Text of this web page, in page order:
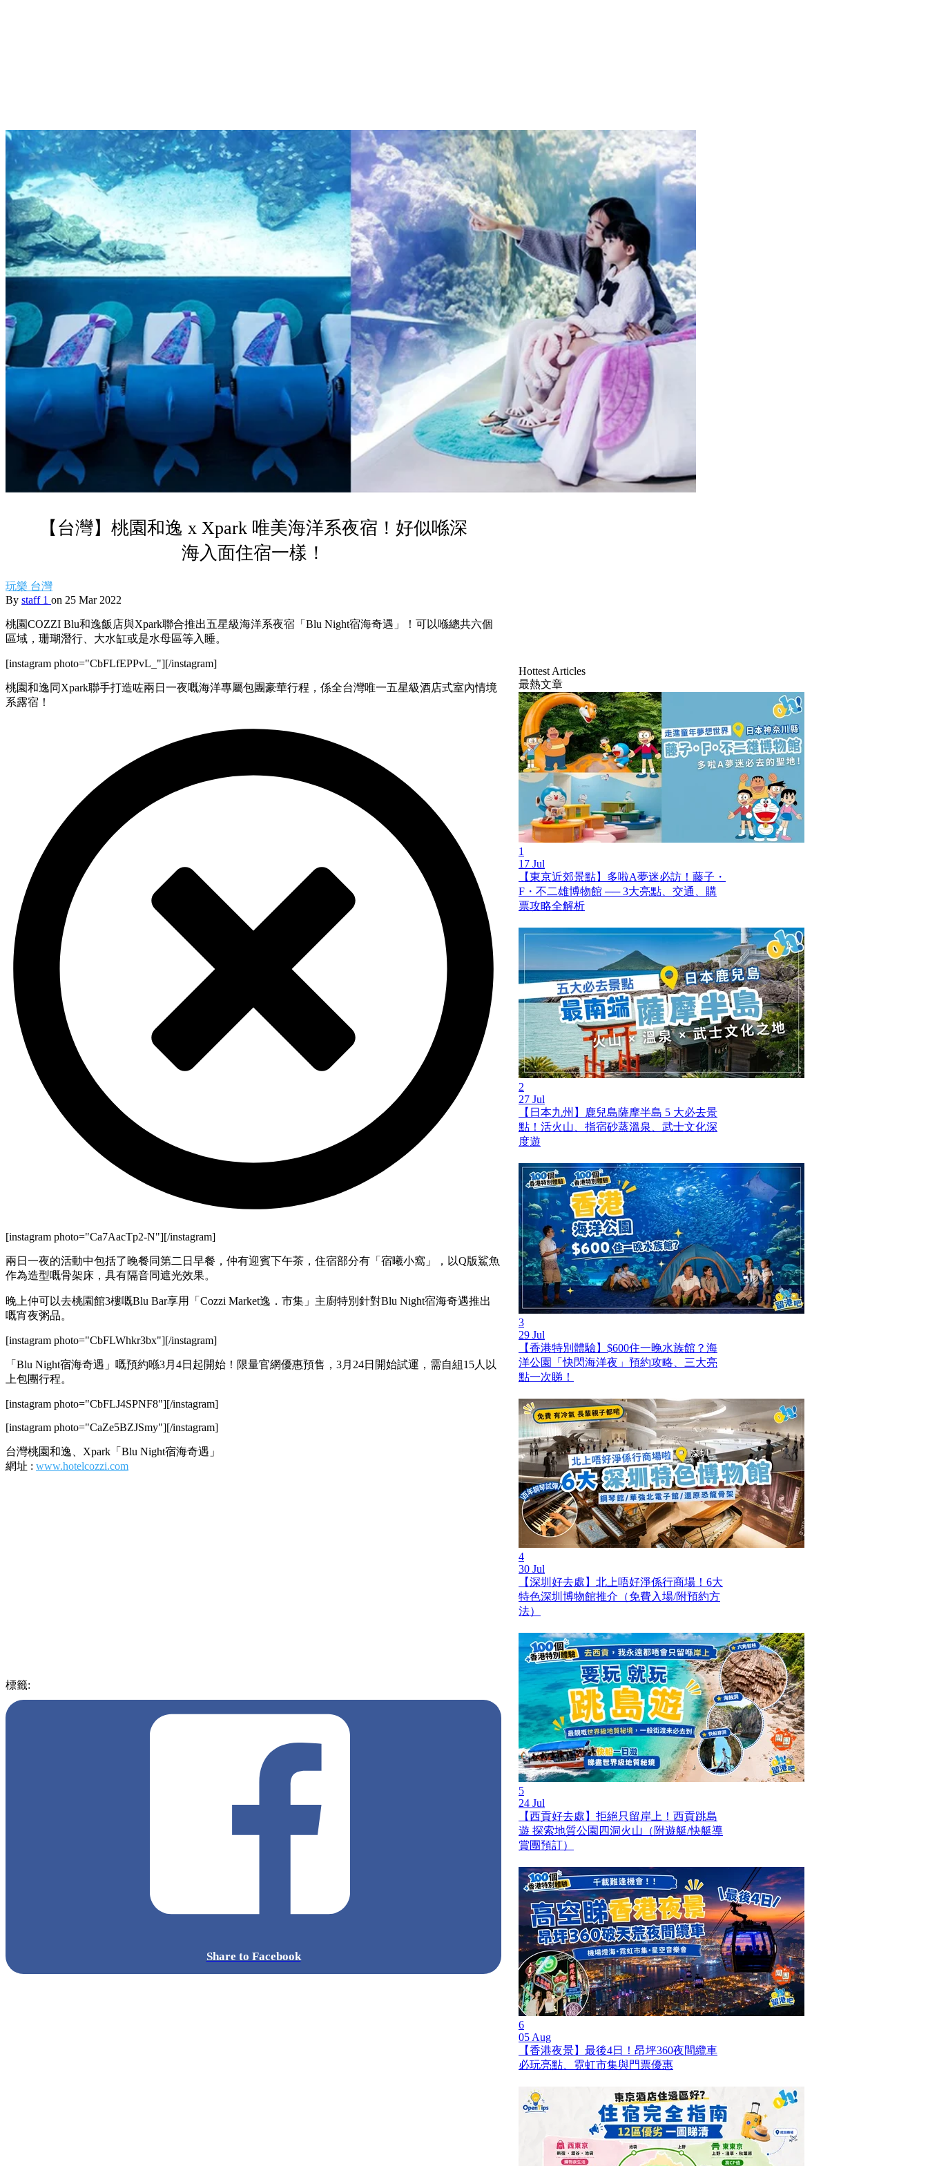
【台灣】桃園和逸 x Xpark 唯美海洋系夜宿！好似喺深
海入面住宿一樣！
玩樂 台灣
By staff 1 on 25 Mar 2022
桃園COZZI Blu和逸飯店與Xpark聯合推出五星級海洋系夜宿「Blu Night宿海奇遇」！可以喺總共六個
區域，珊瑚潛行、大水缸或是水母區等入睡。
[instagram photo="CbFLfEPPvL_"][/instagram]
桃園和逸同Xpark聯手打造咗兩日一夜嘅海洋專屬包團豪華行程，係全台灣唯一五星級酒店式室內情境
系露宿！
[instagram photo="Ca7AacTp2-N"][/instagram]
兩日一夜的活動中包括了晚餐同第二日早餐，仲有迎賓下午茶，住宿部分有「宿曦小窩」，以Q版鯊魚
作為造型嘅骨架床，具有隔音同遮光效果。
晚上仲可以去桃園館3樓嘅Blu Bar享用「Cozzi Market逸．市集」主廚特別針對Blu Night宿海奇遇推出
嘅宵夜粥品。
[instagram photo="CbFLWhkr3bx"][/instagram]
「Blu Night宿海奇遇」嘅預約喺3月4日起開始！限量官網優惠預售，3月24日開始試運，需自組15人以
上包團行程。
[instagram photo="CbFLJ4SPNF8"][/instagram]
[instagram photo="CaZe5BZJSmy"][/instagram]
台灣桃園和逸、Xpark「Blu Night宿海奇遇」
網址 : www.hotelcozzi.com
標籤:
Share to Facebook
Hottest Articles
最熱文章
1
17 Jul
【東京近郊景點】多啦A夢迷必訪！藤子・
F・不二雄博物館 ── 3大亮點、交通、購
票攻略全解析
2
27 Jul
【日本九州】鹿兒島薩摩半島 5 大必去景
點！活火山、指宿砂蒸溫泉、武士文化深
度遊
3
29 Jul
【香港特別體驗】$600住一晚水族館？海
洋公園「快閃海洋夜」預約攻略、三大亮
點一次睇！
4
30 Jul
【深圳好去處】北上唔好淨係行商場！6大
特色深圳博物館推介（免費入場/附預約方
法）
5
24 Jul
【西貢好去處】拒絕只留岸上！西貢跳島
遊 探索地質公園四洞火山（附遊艇/快艇導
賞團預訂）
6
05 Aug
【香港夜景】最後4日！昂坪360夜間纜車
必玩亮點、霓虹市集與門票優惠